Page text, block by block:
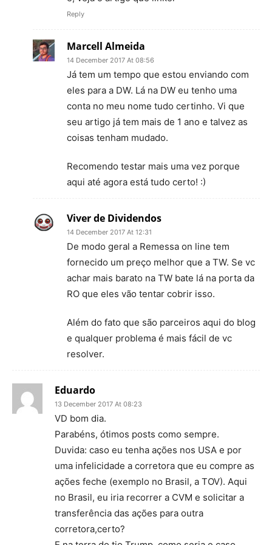
Reply
Marcell Almeida
14 December 2017 At 08:56
Já tem um tempo que estou enviando com
eles para a DW. Lá na DW eu tenho uma
conta no meu nome tudo certinho. Vi que
seu artigo já tem mais de 1 ano e talvez as
coisas tenham mudado.
Recomendo testar mais uma vez porque
aqui até agora está tudo certo! :)
Viver de Dividendos
14 December 2017 At 12:31
De modo geral a Remessa on line tem
fornecido um preço melhor que a TW. Se vc
achar mais barato na TW bate lá na porta da
RO que eles vão tentar cobrir isso.
Além do fato que são parceiros aqui do blog
e qualquer problema é mais fácil de vc
resolver.
Eduardo
13 December 2017 At 08:23
VD bom dia.
Parabéns, ótimos posts como sempre.
Duvida: caso eu tenha ações nos USA e por
uma infelicidade a corretora que eu compre as
ações feche (exemplo no Brasil, a TOV). Aqui
no Brasil, eu iria recorrer a CVM e solicitar a
transferência das ações para outra
corretora,certo?